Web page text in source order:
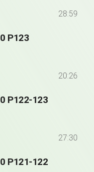
28:59
P123
20:26
P122-123
27:30
P121-122